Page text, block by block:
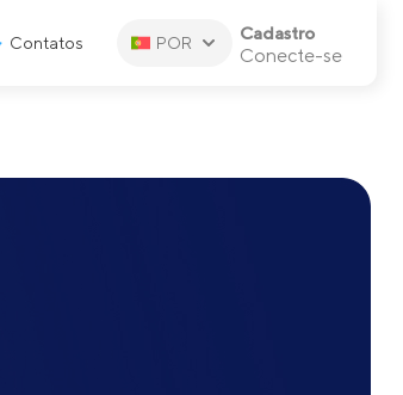
Contatos POR Cadastro
Conecte-se